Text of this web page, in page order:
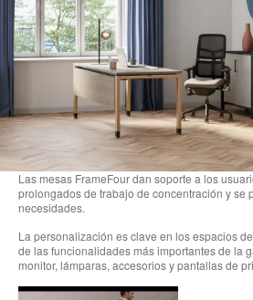
Las mesas FrameFour dan soporte a los
prolongados de trabajo de concentración y se
necesidades.
La personalización es clave en los espacios
de las funcionalidades más importantes de la
monitor, lámparas, accesorios y pantallas de